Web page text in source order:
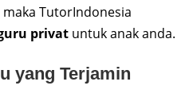
TutorIndonesia
privat untuk anak anda.
yang Terjamin